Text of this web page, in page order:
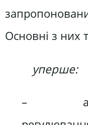
Основні з них
уперше:
–